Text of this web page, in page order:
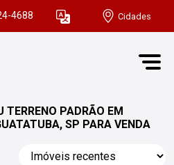
4688 Cidades
TERRENO PADRÃO EM
SP PARA VENDA